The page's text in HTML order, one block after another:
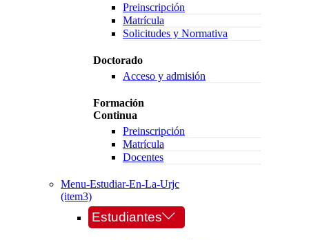
Preinscripción
Matrícula
Solicitudes y Normativa
Doctorado
Acceso y admisión
Formación
Continua
Preinscripción
Matrícula
Docentes
Menu-Estudiar-En-La-Urjc
(item3)
Estudiantes